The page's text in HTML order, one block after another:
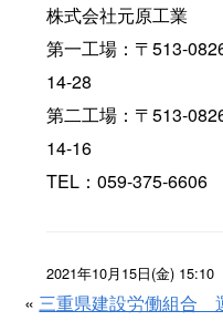
株式会社元原工業
第一工場：〒513-
14-28
第二工場：〒513-
14-16
TEL：059-375-6606
2021年10月15日(金) 15:10
« 三重県建設労働組合